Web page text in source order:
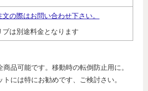
文の際はお問い合わせ下さい。
は別途料金となります
品可能です。移動時の転倒防止用に。
には特にお勧めです、ご検討さい。